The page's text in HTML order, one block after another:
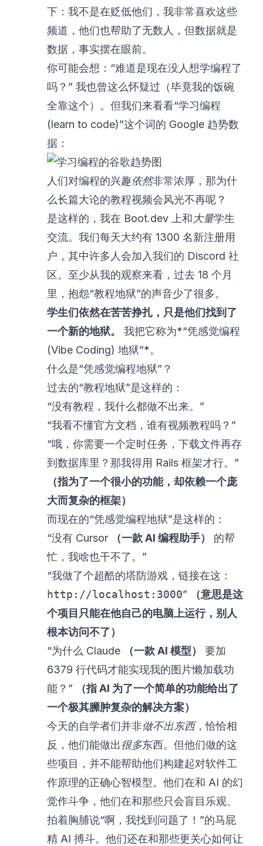
下：我不是在贬低他们，我非常喜欢这些
频道，他们也帮助了无数人，但数据就是
数据，事实摆在眼前。
你可能会想：“难道是现在没人想学编程了
吗？” 我也曾这么怀疑过（毕竟我的饭碗
全靠这个）。但我们来看看“学习编程
(learn to code)”这个词的 Google 趋势数
据 ：
人们对编程的兴趣依然非常浓厚，那为什
么长篇大论的教程视频会风光不再呢？
是这样的，我在 Boot.dev 上和大量学生
交流。我们每天大约有 1300 名新注册用
户，其中许多人会加入我们的 Discord 社
区。至少从我的观察来看，过去 18 个月
里，抱怨“教程地狱”的声音少了很多。
学生们依然在苦苦挣扎，只是他们找到了
一个新的地狱。
我把它称为*“凭感觉编程
(Vibe Coding) 地狱”*。
什么是“凭感觉编程地狱”？
过去的“教程地狱”是这样的：
“没有教程，我什么都做不出来。”
“我看不懂官方文档，谁有视频教程吗？”
“哦，你需要一个定时任务，下载文件再存
到数据库里？那我得用 Rails 框架才行。”
（指为了一个很小的功能，却依赖一个庞
大而复杂的框架）
而现在的“凭感觉编程地狱”是这样的：
“没有 Cursor
（一款 AI 编程助手）
的帮
忙，我啥也干不了。”
“我做了个超酷的塔防游戏，链接在这：
http://localhost:3000”
（意思是这
个项目只能在他自己的电脑上运行，别人
根本访问不了）
“为什么 Claude
（一款 AI 模型）
要加
6379 行代码才能实现我的图片懒加载功
能？”
（指 AI 为了一个简单的功能给出了
一个极其臃肿复杂的解决方案）
今天的自学者们并非做不出东西，恰恰相
反，他们能做出很多东西。但他们做的这
些项目，并不能帮助他们构建起对软件工
作原理的正确心智模型。他们在和 AI 的幻
觉作斗争，他们在和那些只会盲目乐观、
拍着胸脯说“啊，我找到问题了！”的马屁
精 AI 搏斗。他们还在和那些更关心如何让